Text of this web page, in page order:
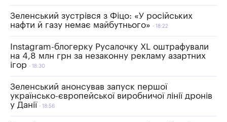
Зеленський зустрівся з Фіцо: «У російських
нафти й газу немає майбутнього»
18:22
Instagram-блогерку Русалочку XL оштрафували
на 4,8 млн грн за незаконну рекламу азартних
ігор
18:30
Зеленський анонсував запуск першої
українсько-європейської виробничої лінії дронів
у Данії
18:56